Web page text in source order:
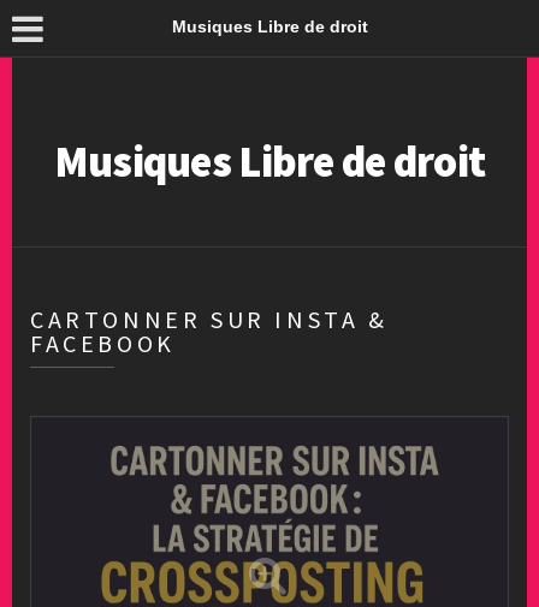
Musiques Libre de droit
Musiques Libre de droit
CARTONNER SUR INSTA &
FACEBOOK